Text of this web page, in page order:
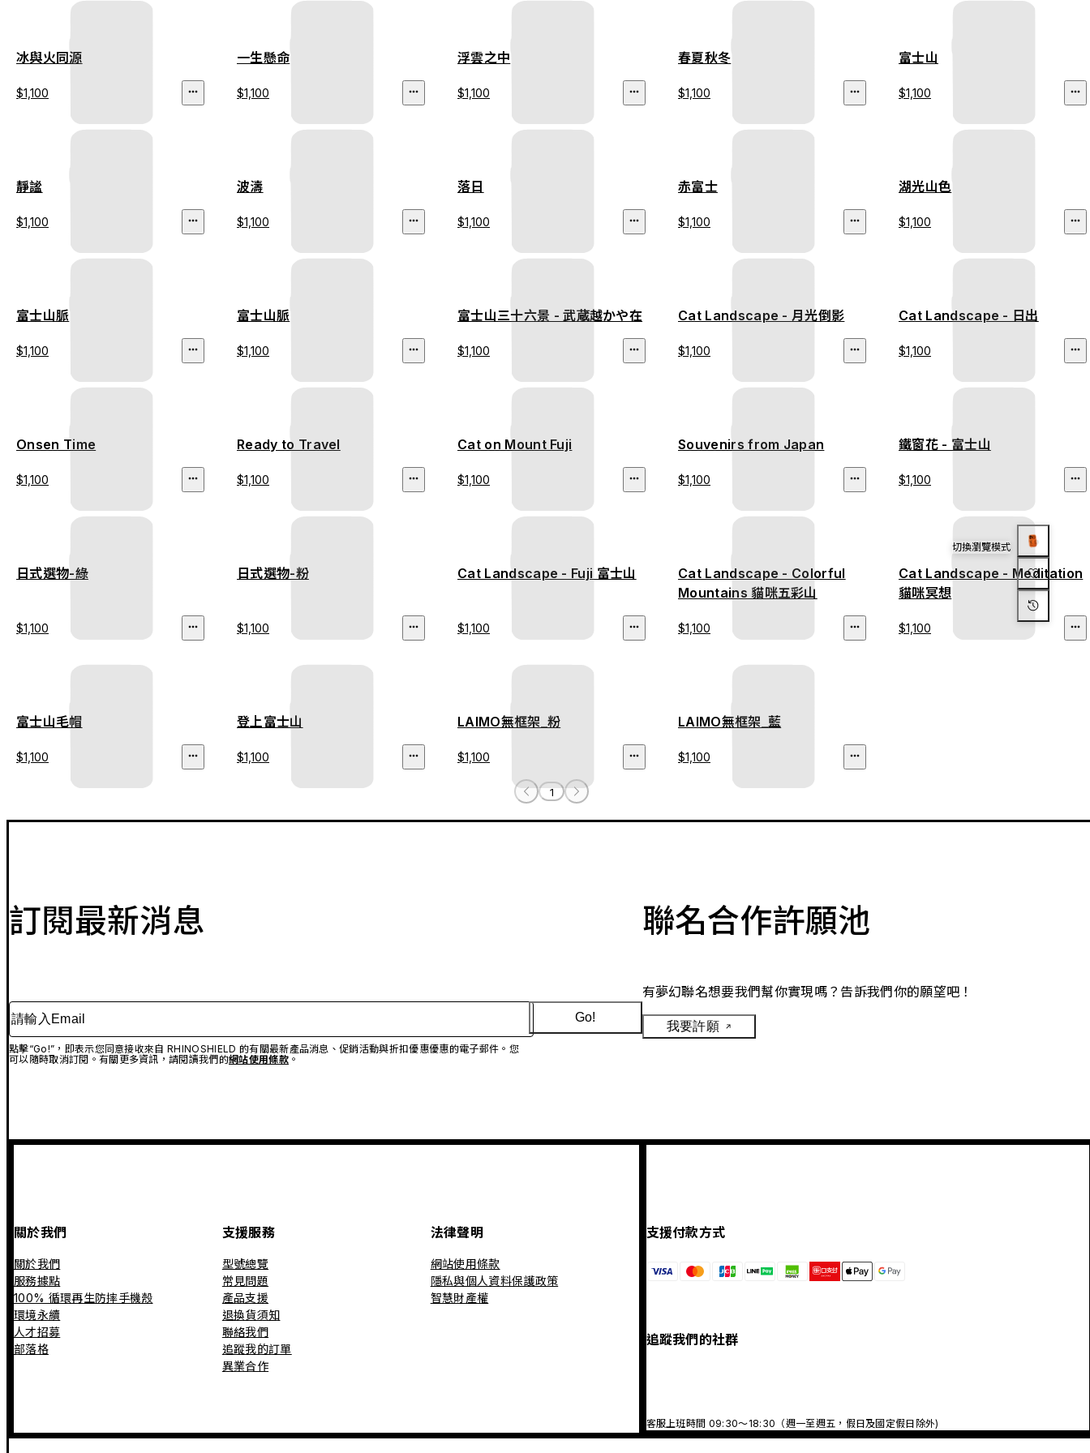
冰與火同源
$1,100
一生懸命
$1,100
浮雲之中
$1,100
春夏秋冬
$1,100
富士山
$1,100
靜謐
$1,100
波濤
$1,100
落日
$1,100
赤富士
$1,100
湖光山色
$1,100
富士山脈
$1,100
富士山脈
$1,100
富士山三十六景 - 武蔵越かや在
$1,100
Cat Landscape - 月光倒影
$1,100
Cat Landscape - 日出
$1,100
Onsen Time
$1,100
Ready to Travel
$1,100
Cat on Mount Fuji
$1,100
Souvenirs from Japan
$1,100
鐵窗花 - 富士山
$1,100
日式選物-綠
$1,100
日式選物-粉
$1,100
Cat Landscape - Fuji 富士山
$1,100
Cat Landscape - Colorful
Mountains 貓咪五彩山
$1,100
Cat Landscape - Meditation
貓咪冥想
$1,100
富士山毛帽
$1,100
登上富士山
$1,100
LAIMO無框架_粉
$1,100
LAIMO無框架_藍
$1,100
1
切換瀏覽模式
訂閱最新消息
請輸入Email
點擊“Go!”，即表示您同意接收來自 RHINOSHIELD 的有關最新產品消息、促銷活動與折扣優惠優惠的電子郵件。您
可以隨時取消訂閱。有關更多資訊，請閱讀我們的網站使用條款。
Go!
聯名合作許願池
有夢幻聯名想要我們幫你實現嗎？告訴我們你的願望吧！
我要許願
關於我們
關於我們
服務據點
100% 循環再生防摔手機殼
環境永續
人才招募
部落格
支援服務
型號總覽
常見問題
產品支援
退換貨須知
聯絡我們
追蹤我的訂單
異業合作
法律聲明
網站使用條款
隱私與個人資料保護政策
智慧財產權
支援付款方式
追蹤我們的社群
客服上班時間 09:30～18:30（週一至週五，假日及國定假日除外)